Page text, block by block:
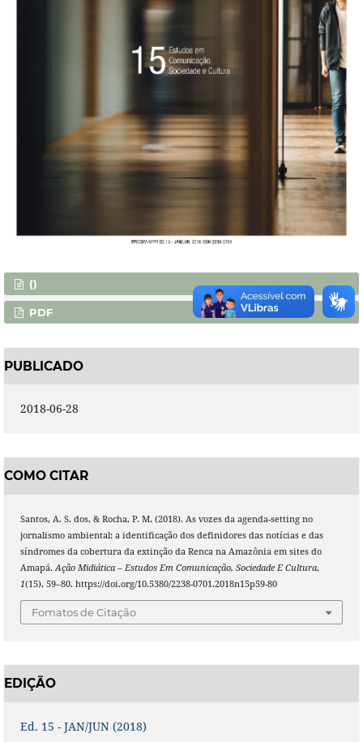
()
PDF
PUBLICADO
2018-06-28
COMO CITAR
Santos, A. S. dos, & Rocha, P. M. (2018). As vozes da agenda-setting no
jornalismo ambiental: a identificação dos definidores das notícias e das
síndromes da cobertura da extinção da Renca na Amazônia em sites do
Amapá. Ação Midiática – Estudos Em Comunicação, Sociedade E Cultura,
1(15), 59–80. https://doi.org/10.5380/2238-0701.2018n15p59-80
Fomatos de Citação
EDIÇÃO
Ed. 15 - JAN/JUN (2018)